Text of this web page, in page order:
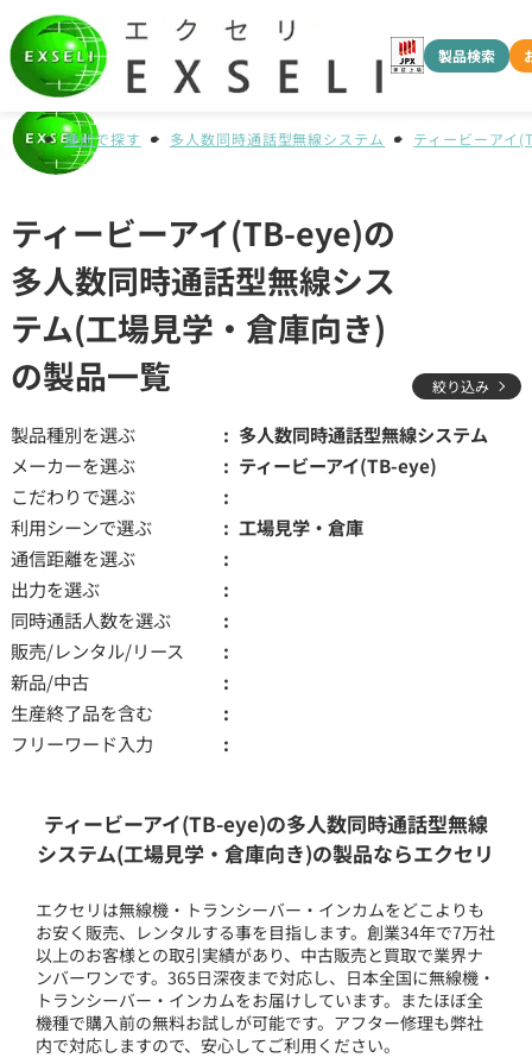
製品検索
種別で探す 多人数同時通話型無線システム ティービーアイ
ティービーアイ(TB-eye)の
多人数同時通話型無線シス
テム(工場見学・倉庫向き)
の製品一覧
絞り込み
製品種別を選ぶ
多人数同時通話型無線システム
メーカーを選ぶ
ティービーアイ(TB-eye)
こだわりで選ぶ
利用シーンで選ぶ
工場見学・倉庫
通信距離を選ぶ
出力を選ぶ
同時通話人数を選ぶ
販売/レンタル/リース
新品/中古
生産終了品を含む
フリーワード入力
ティービーアイ(TB-eye)の多人数同時通話型無線
システム(工場見学・倉庫向き)の製品ならエクセリ
エクセリは無線機・トランシーバー・インカムをどこよりも
お安く販売、レンタルする事を目指します。創業34年で7万社
以上のお客様との取引実績があり、中古販売と買取で業界ナ
ンバーワンです。365日深夜まで対応し、日本全国に無線機・
トランシーバー・インカムをお届けしています。またほぼ全
機種で購入前の無料お試しが可能です。アフター修理も弊社
内で対応しますので、安心してご利用ください。